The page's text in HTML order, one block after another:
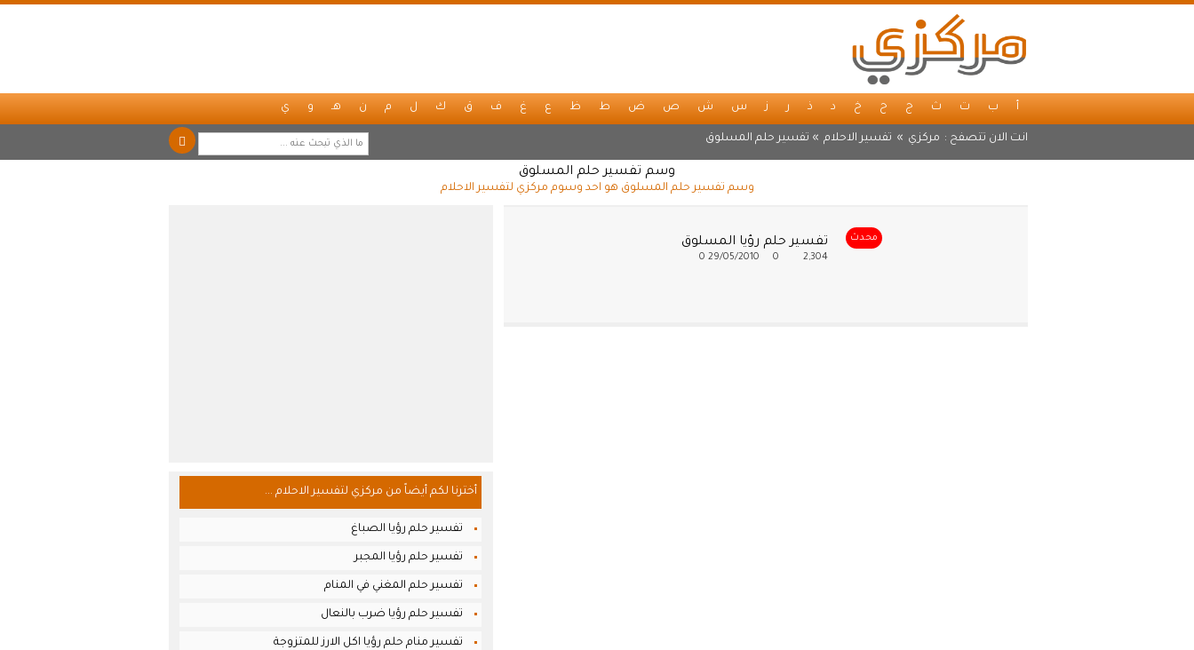
أ ب ت ث ج ح خ د ذ ر ز س ش ص ض ط ظ ع غ ف ق ك ل م ن هـ و ي
انت الان تتصفح : مركزي » تفسير الاحلام » تفسير حلم المسلوق
وسم تفسير حلم المسلوق
وسم تفسير حلم المسلوق هو احد وسوم مركزي لتفسير الاحلام
محدث تفسير حلم رؤيا المسلوق
2,304
29/05/2010
0
أخترنا لكم أيضاً من مركزي لتفسير الاحلام ...
تفسير حلم رؤيا الصباغ
تفسير حلم رؤيا المجبر
تفسير حلم المغني في المنام
تفسير حلم رؤيا ضرب بالنعال
تفسير منام حلم رؤيا اكل الارز للمتزوجة